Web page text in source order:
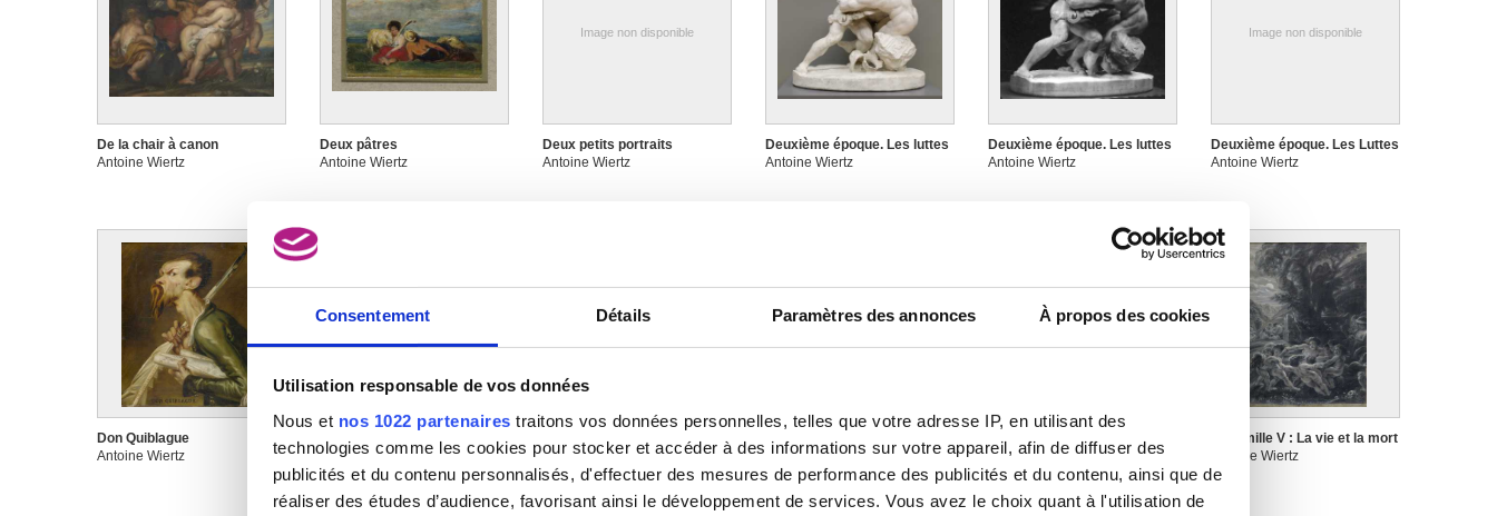
Consentement Détails Paramètres des annonces À propos des cookies
Utilisation responsable de vos données
Nous et nos 1022 partenaires traitons vos données personnelles, telles que votre adresse IP, en utilisant des
technologies comme les cookies pour stocker et accéder à des informations sur votre appareil, afin de diffuser des
publicités et du contenu personnalisés, d'effectuer des mesures de performance des publicités et du contenu, ainsi que de
réaliser des études d’audience, favorisant ainsi le développement de services. Vous avez le choix quant à l'utilisation de
De la chair à canon
Antoine Wiertz
Deux pâtres
Antoine Wiertz
Image non disponible
Deux petits portraits
Antoine Wiertz
Deuxième époque. Les luttes
Antoine Wiertz
Deuxième époque. Les luttes
Antoine Wiertz
Image non disponible
Deuxième époque. Les Luttes
Antoine Wiertz
Don Quiblague
Antoine Wiertz
En famille I : La famille
Antoine Wiertz
En famille II : Les amours
Antoine Wiertz
En famille III : L'enfant
Antoine Wiertz
En famille IV : La grande
famille
Antoine Wiertz
En famille V : La vie et la mort
Antoine Wiertz